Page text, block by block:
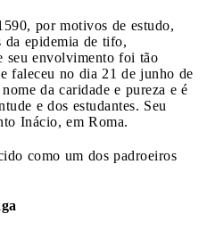
por motivos de estudo,
da epidemia de tifo,
seu envolvimento foi tão
faleceu no dia 21 de junho de
da caridade e pureza e é
e dos estudantes. Seu
Inácio, em Roma.
como um dos padroeiros